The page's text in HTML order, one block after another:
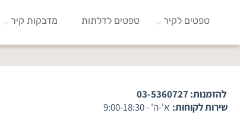
להזמנות:03-5360727
שירות לקוחות: א'-ה' - 9:00-18:30
טפטים לקיר טפטים לדלתות מדבקות קיר